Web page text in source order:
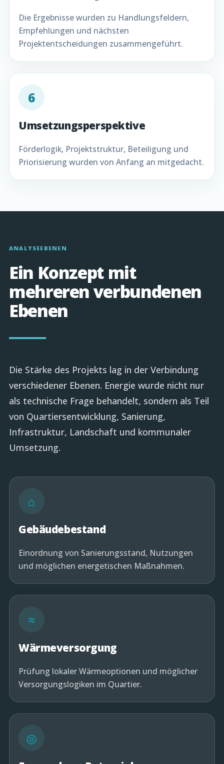
Die Ergebnisse wurden zu Handlungsfeldern,
Empfehlungen und nächsten
Projektentscheidungen zusammengeführt.
6
Umsetzungsperspektive
Förderlogik, Projektstruktur, Beteiligung und
Priorisierung wurden von Anfang an mitgedacht.
ANALYSEEBENEN
Ein Konzept mit
mehreren verbundenen
Ebenen
Die Stärke des Projekts lag in der Verbindung
verschiedener Ebenen. Energie wurde nicht nur
als technische Frage behandelt, sondern als Teil
von Quartiersentwicklung, Sanierung,
Infrastruktur, Landschaft und kommunaler
Umsetzung.
⌂
Gebäudebestand
Einordnung von Sanierungsstand, Nutzungen
und möglichen energetischen Maßnahmen.
≈
Wärmeversorgung
Prüfung lokaler Wärmeoptionen und möglicher
Versorgungslogiken im Quartier.
◎